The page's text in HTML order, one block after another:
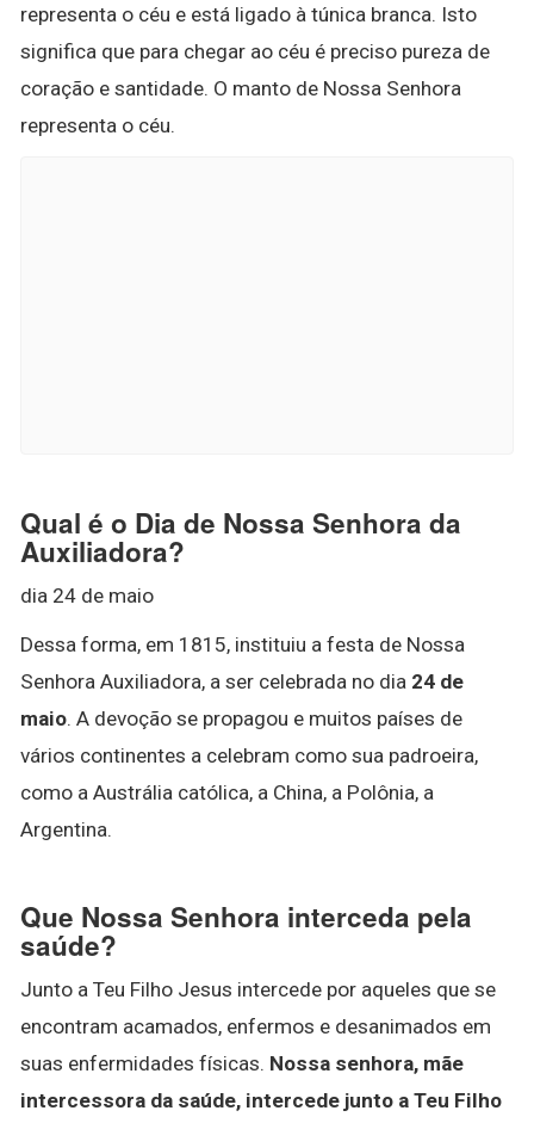
representa o céu e está ligado à túnica branca. Isto
significa que para chegar ao céu é preciso pureza de
coração e santidade. O manto de Nossa Senhora
representa o céu.
Qual é o Dia de Nossa Senhora da
Auxiliadora?
dia 24 de maio
Dessa forma, em 1815, instituiu a festa de Nossa
Senhora Auxiliadora, a ser celebrada no dia 24 de
maio. A devoção se propagou e muitos países de
vários continentes a celebram como sua padroeira,
como a Austrália católica, a China, a Polônia, a
Argentina.
Que Nossa Senhora interceda pela
saúde?
Junto a Teu Filho Jesus intercede por aqueles que se
encontram acamados, enfermos e desanimados em
suas enfermidades físicas. Nossa senhora, mãe
intercessora da saúde, intercede junto a Teu Filho